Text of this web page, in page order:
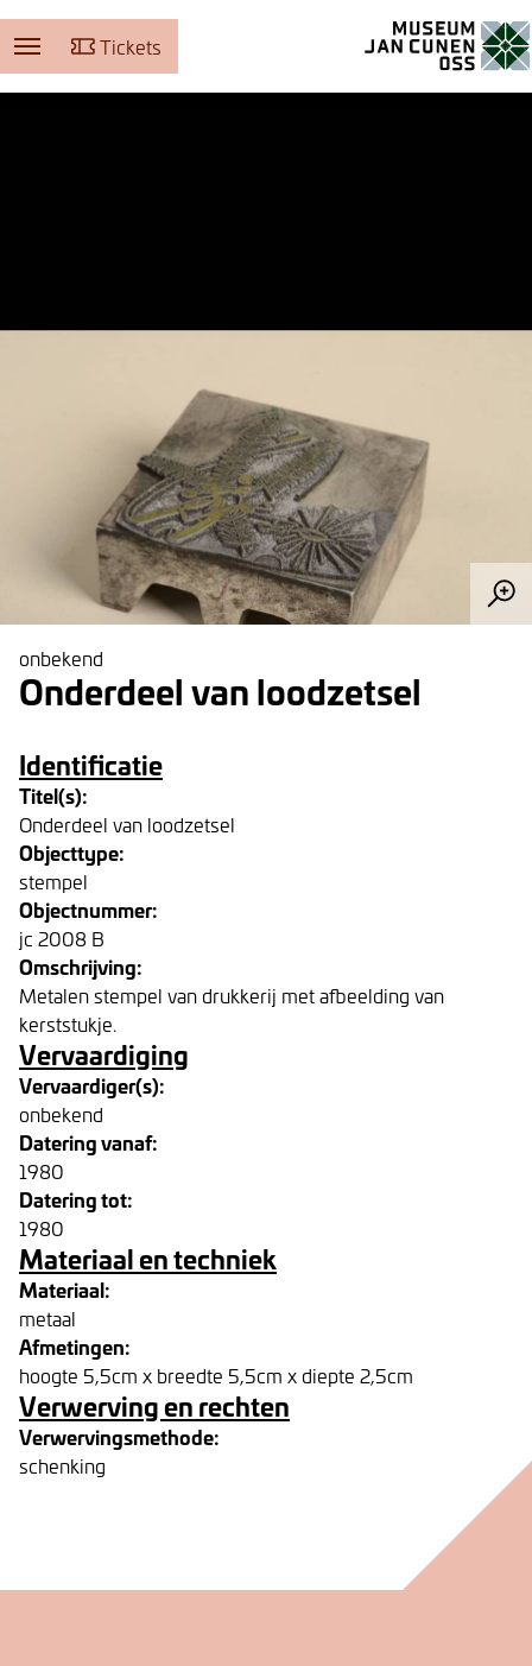
Tickets
onbekend
Onderdeel van loodzetsel
Identificatie
Titel(s):
Onderdeel van loodzetsel
Objecttype:
stempel
Objectnummer:
jc 2008 B
Omschrijving:
Metalen stempel van drukkerij met afbeelding van
kerststukje.
Vervaardiging
Vervaardiger(s):
onbekend
Datering vanaf:
1980
Datering tot:
1980
Materiaal en techniek
Materiaal:
metaal
Afmetingen:
hoogte 5,5cm x breedte 5,5cm x diepte 2,5cm
Verwerving en rechten
Verwervingsmethode:
schenking